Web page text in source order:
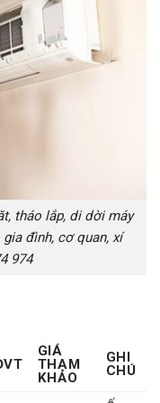
tháo lắp, di dời máy
đình, cơ quan, xí
974
GIÁ
THAM
KHẢO
GHI
CHÚ